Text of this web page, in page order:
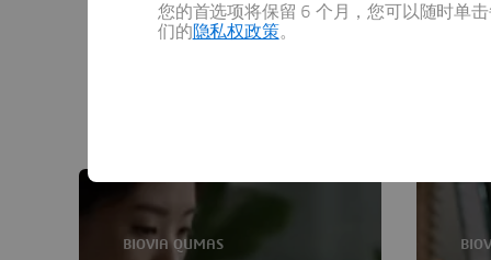
BIOVIA QUMAS
您的首选项将保留 6 个月，您可以随时单
们的隐私权政策。